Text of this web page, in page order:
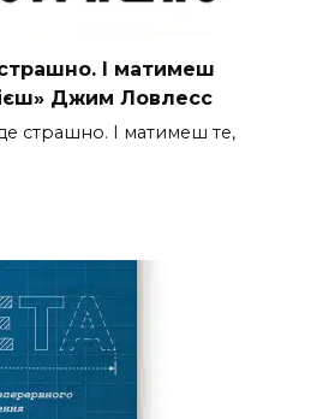
І матимеш
Джим Ловлесс
страшно. І матимеш те,